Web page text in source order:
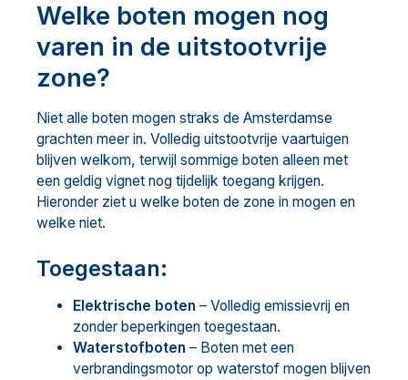
Welke boten mogen nog
varen in de uitstootvrije
zone?
Niet alle boten mogen straks de Amsterdamse
grachten meer in. Volledig uitstootvrije vaartuigen
blijven welkom, terwijl sommige boten alleen met
een geldig vignet nog tijdelijk toegang krijgen.
Hieronder ziet u welke boten de zone in mogen en
welke niet.
Toegestaan:
Elektrische boten – Volledig emissievrij en
zonder beperkingen toegestaan.
Waterstofboten – Boten met een
verbrandingsmotor op waterstof mogen blijven